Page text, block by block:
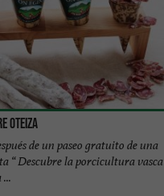
Oteiza
de un paseo gratuito de una
“ Descubre la porcicultura vasca